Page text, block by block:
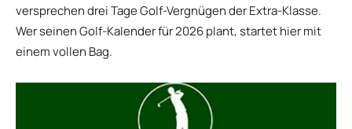
versprechen drei Tage Golf-Vergnügen der Extra-Klasse.
Wer seinen Golf-Kalender für 2026 plant, startet hier mit
einem vollen Bag.